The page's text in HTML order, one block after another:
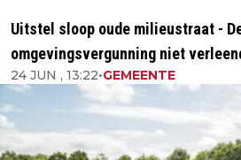
Uitstel sloop oude milieustraat -
omgevingsvergunning niet
24 JUN , 13:22•GEMEENTE